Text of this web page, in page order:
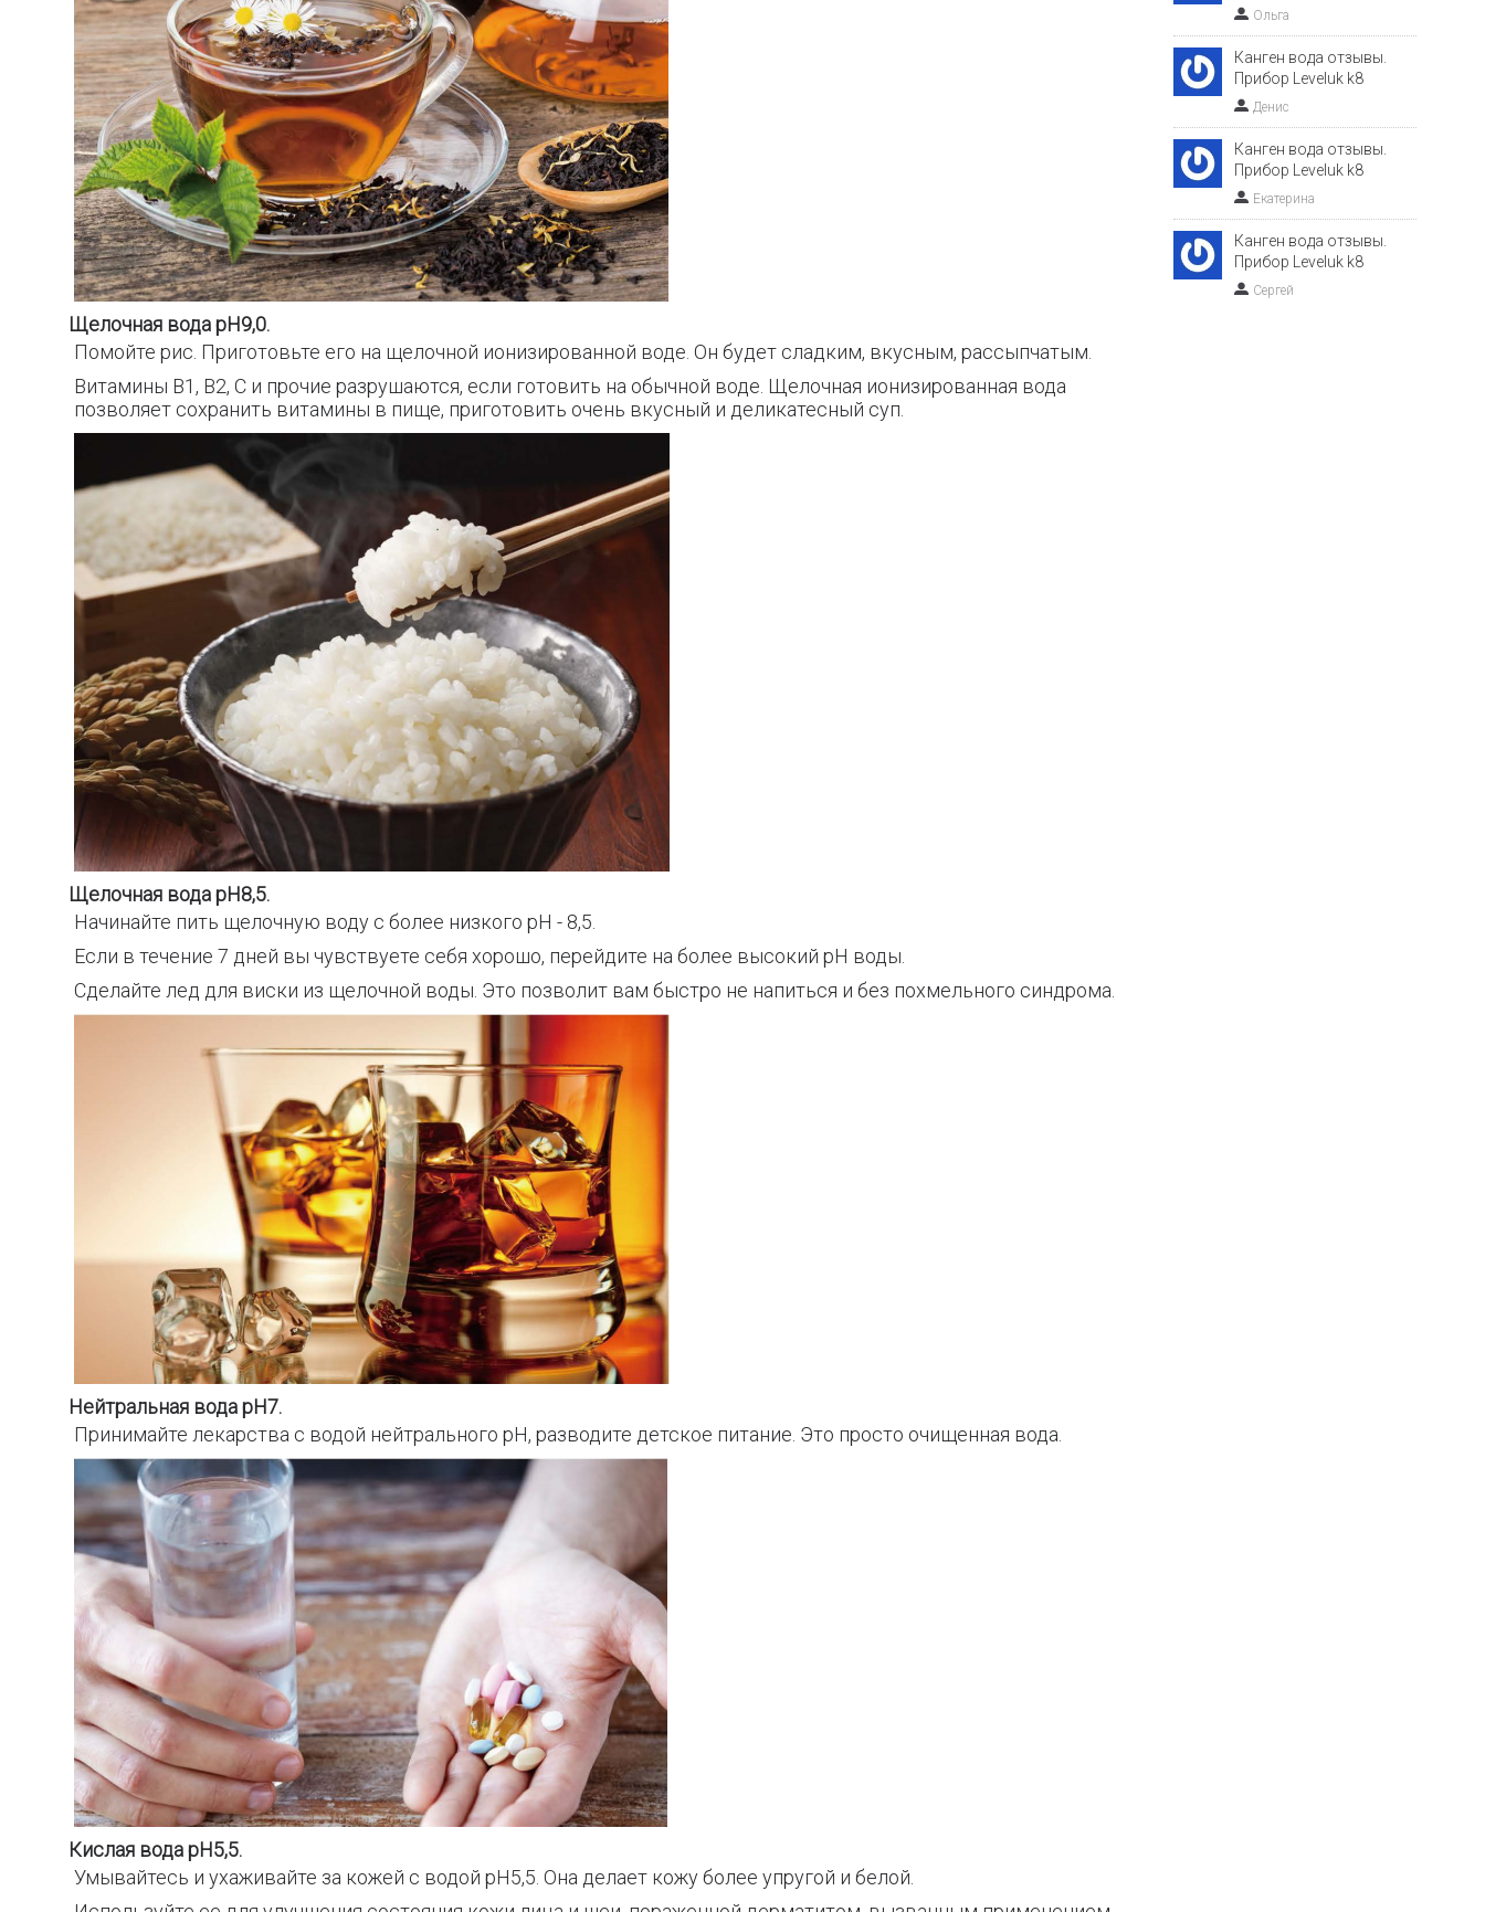
Ольга
Канген вода отзывы.
Прибор Leveluk k8
Денис
Канген вода отзывы.
Прибор Leveluk k8
Екатерина
Канген вода отзывы.
Прибор Leveluk k8
Сергей
Щелочная вода pH9,0.
Помойте рис. Приготовьте его на щелочной ионизированной воде. Он будет сладким, вкусным, рассыпчатым.
Витамины B1, B2, С и прочие разрушаются, если готовить на обычной воде. Щелочная ионизированная вода
позволяет сохранить витамины в пище, приготовить очень вкусный и деликатесный суп.
Щелочная вода pH8,5.
Начинайте пить щелочную воду с более низкого pH - 8,5.
Если в течение 7 дней вы чувствуете себя хорошо, перейдите на более высокий pH воды.
Сделайте лед для виски из щелочной воды. Это позволит вам быстро не напиться и без похмельного синдрома.
Нейтральная вода pH7.
Принимайте лекарства с водой нейтрального pH, разводите детское питание. Это просто очищенная вода.
Кислая вода pH5,5.
Умывайтесь и ухаживайте за кожей с водой pH5,5. Она делает кожу более упругой и белой.